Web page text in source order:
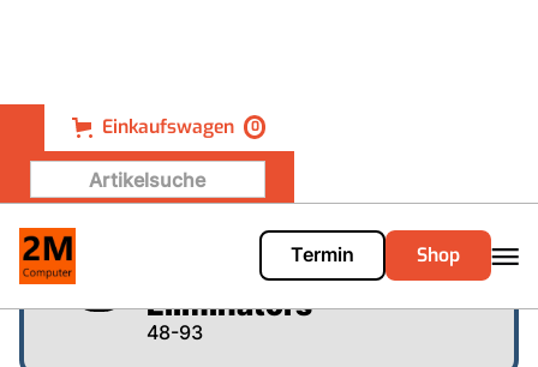
Termin Shop
Einkaufswagen 0
Warhammer 40.000 -
Eliminators
48-93